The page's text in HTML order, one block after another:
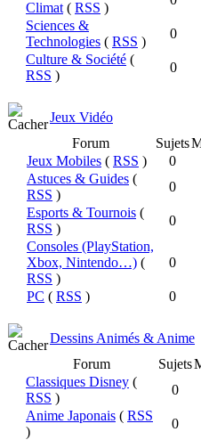
Climat ( RSS )
Sciences &
Technologies ( RSS )
0
Culture & Société (
RSS )
0
Jeux Vidéo
Forum
Sujets
Jeux Mobiles ( RSS ) 0
Astuces & Guides (
RSS )
0
Esports & Tournois (
RSS )
0
Consoles (PlayStation,
Xbox, Nintendo…) (
RSS )
0
PC ( RSS ) 0
Dessins Animés & Anime
Forum
Sujets
Classiques Disney (
RSS )
0
Anime Japonais ( RSS
)
0